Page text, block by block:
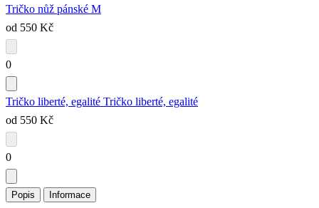
Tričko nůž pánské M
od 550 Kč
0
Tričko liberté, egalité Tričko liberté, egalité
od 550 Kč
0
Popis Informace